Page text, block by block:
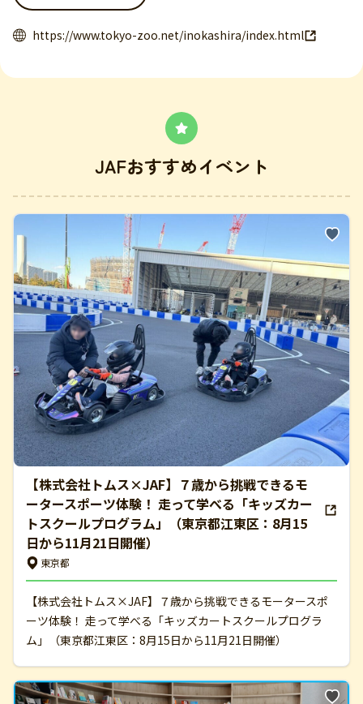
https://www.tokyo-zoo.net/inokashira/index.html
JAFおすすめイベント
【株式会社トムス×JAF】７歳から挑戦できるモ
ータースポーツ体験！ 走って学べる「キッズカー
トスクールプログラム」（東京都江東区：8月15
日から11月21日開催）
東京都
【株式会社トムス×JAF】７歳から挑戦できるモータースポ
ーツ体験！ 走って学べる「キッズカートスクールプログラ
ム」（東京都江東区：8月15日から11月21日開催）